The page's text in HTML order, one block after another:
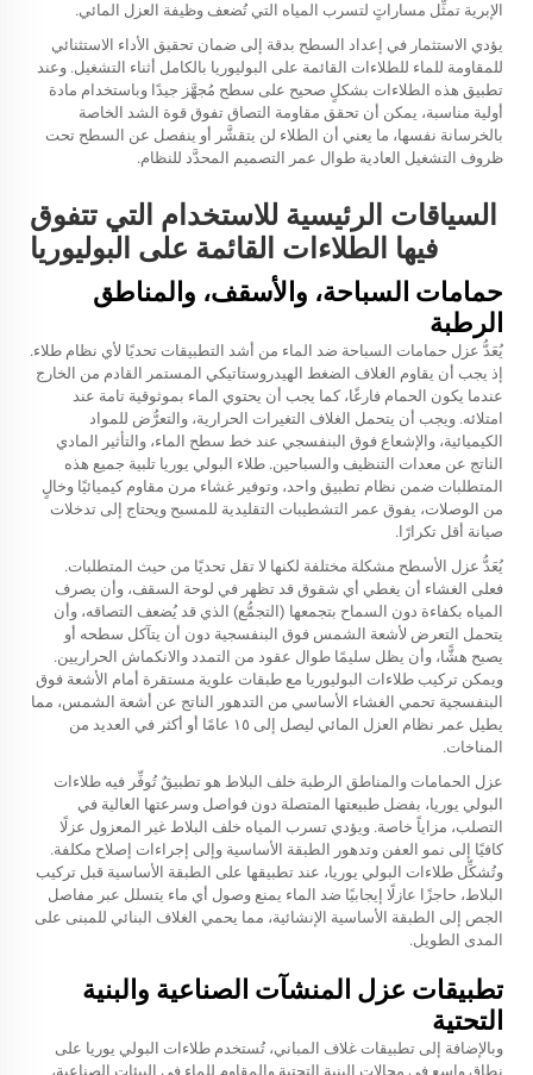
الإبرية تمثِّل مساراتٍ لتسرب المياه التي تُضعف وظيفة العزل المائي.
يؤدي الاستثمار في إعداد السطح بدقة إلى ضمان تحقيق الأداء الاستثنائي
للمقاومة للماء للطلاءات القائمة على البوليوريا بالكامل أثناء التشغيل. وعند
تطبيق هذه الطلاءات بشكلٍ صحيح على سطح مُجهَّز جيدًا وباستخدام مادة
أولية مناسبة، يمكن أن تحقق مقاومة التصاق تفوق قوة الشد الخاصة
بالخرسانة نفسها، ما يعني أن الطلاء لن يتقشَّر أو ينفصل عن السطح تحت
ظروف التشغيل العادية طوال عمر التصميم المحدَّد للنظام.
السياقات الرئيسية للاستخدام التي تتفوق
فيها الطلاءات القائمة على البوليوريا
حمامات السباحة، والأسقف، والمناطق
الرطبة
يُعَدُّ عزل حمامات السباحة ضد الماء من أشد التطبيقات تحديًا لأي نظام طلاء.
إذ يجب أن يقاوم الغلاف الضغط الهيدروستاتيكي المستمر القادم من الخارج
عندما يكون الحمام فارغًا، كما يجب أن يحتوي الماء بموثوقية تامة عند
امتلائه. ويجب أن يتحمل الغلاف التغيرات الحرارية، والتعرُّض للمواد
الكيميائية، والإشعاع فوق البنفسجي عند خط سطح الماء، والتأثير المادي
الناتج عن معدات التنظيف والسباحين. طلاء البولي يوريا تلبية جميع هذه
المتطلبات ضمن نظام تطبيق واحد، وتوفير غشاء مرن مقاوم كيميائيًا وخالٍ
من الوصلات، يفوق عمر التشطيبات التقليدية للمسبح ويحتاج إلى تدخلات
صيانة أقل تكرارًا.
يُعَدُّ عزل الأسطح مشكلة مختلفة لكنها لا تقل تحديًا من حيث المتطلبات.
فعلى الغشاء أن يغطي أي شقوق قد تظهر في لوحة السقف، وأن يصرف
المياه بكفاءة دون السماح بتجمعها (التجمُّع) الذي قد يُضعف التصاقه، وأن
يتحمل التعرض لأشعة الشمس فوق البنفسجية دون أن يتآكل سطحه أو
يصبح هشًّا، وأن يظل سليمًا طوال عقود من التمدد والانكماش الحراريين.
ويمكن تركيب طلاءات البوليوريا مع طبقات علوية مستقرة أمام الأشعة فوق
البنفسجية تحمي الغشاء الأساسي من التدهور الناتج عن أشعة الشمس، مما
يطيل عمر نظام العزل المائي ليصل إلى ١٥ عامًا أو أكثر في العديد من
المناخات.
عزل الحمامات والمناطق الرطبة خلف البلاط هو تطبيقٌ تُوفِّر فيه طلاءات
البولي يوريا، بفضل طبيعتها المتصلة دون فواصل وسرعتها العالية في
التصلب، مزاياً خاصة. ويؤدي تسرب المياه خلف البلاط غير المعزول عزلًا
كافيًا إلى نمو العفن وتدهور الطبقة الأساسية وإلى إجراءات إصلاح مكلفة.
وتُشكِّل طلاءات البولي يوريا، عند تطبيقها على الطبقة الأساسية قبل تركيب
البلاط، حاجزًا عازلًا إيجابيًا ضد الماء يمنع وصول أي ماء يتسلل عبر مفاصل
الجص إلى الطبقة الأساسية الإنشائية، مما يحمي الغلاف البنائي للمبنى على
المدى الطويل.
تطبيقات عزل المنشآت الصناعية والبنية
التحتية
وبالإضافة إلى تطبيقات غلاف المباني، تُستخدم طلاءات البولي يوريا على
نطاق واسع في مجالات البنية التحتية والمقاوم للماء في البيئات الصناعية،